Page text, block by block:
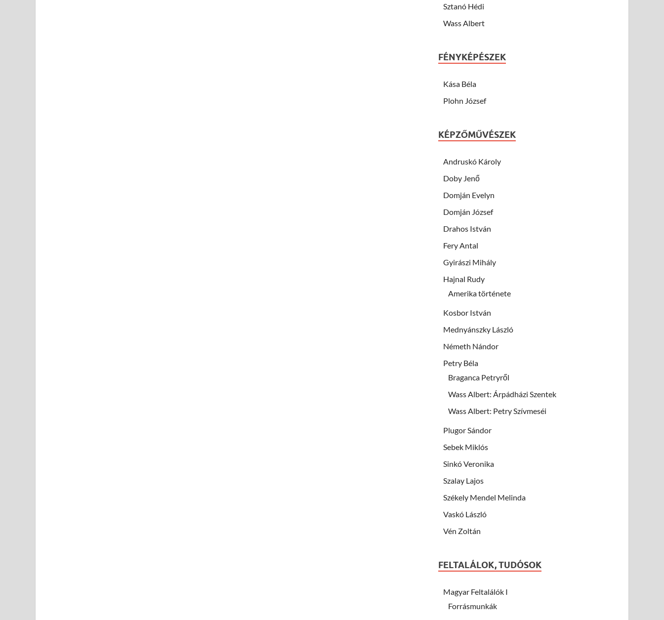
Sztanó Hédi
Wass Albert
FÉNYKÉPÉSZEK
Kása Béla
Plohn József
KÉPZŐMŰVÉSZEK
Andruskó Károly
Doby Jenő
Domján Evelyn
Domján József
Drahos István
Fery Antal
Gyirászi Mihály
Hajnal Rudy
Amerika története
Kosbor István
Mednyánszky László
Németh Nándor
Petry Béla
Braganca Petryről
Wass Albert: Árpádházi Szentek
Wass Albert: Petry Szívmeséi
Plugor Sándor
Sebek Miklós
Sinkó Veronika
Szalay Lajos
Székely Mendel Melinda
Vaskó László
Vén Zoltán
FELTALÁLOK, TUDÓSOK
Magyar Feltalálók I
Forrásmunkák